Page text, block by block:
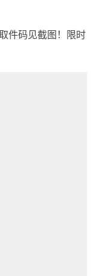
件码见截图！限时